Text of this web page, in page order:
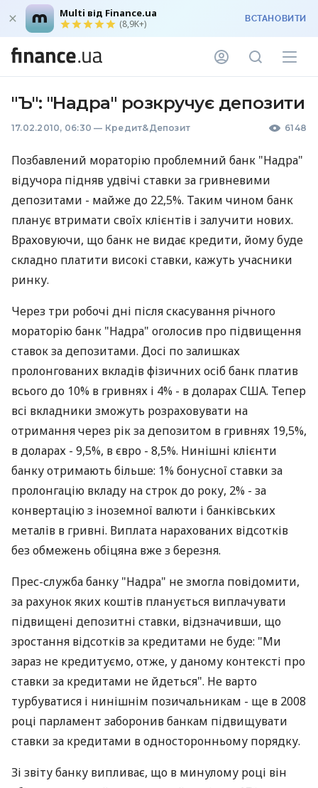
Multi від Finance.ua
(8,9K+) ВСТАНОВИТИ
"Ъ": "Надра" розкручує депозити
17.02.2010, 06:30 — Кредит&Депозит 6148
Позбавлений мораторію проблемний банк "Надра"
відучора підняв удвічі ставки за гривневими
депозитами - майже до 22,5%. Таким чином банк
планує втримати своїх клієнтів і залучити нових.
Враховуючи, що банк не видає кредити, йому буде
складно платити високі ставки, кажуть учасники
ринку.
Через три робочі дні після скасування річного
мораторію банк "Надра" оголосив про підвищення
ставок за депозитами. Досі по залишках
пролонгованих вкладів фізичних осіб банк платив
всього до 10% в гривнях і 4% - в доларах США. Тепер
всі вкладники зможуть розраховувати на
отримання через рік за депозитом в гривнях 19,5%,
в доларах - 9,5%, в євро - 8,5%. Нинішні клієнти
банку отримають більше: 1% бонусної ставки за
пролонгацію вкладу на строк до року, 2% - за
конвертацію з іноземної валюти і банківських
металів в гривні. Виплата нарахованих відсотків
без обмежень обіцяна вже з березня.
Прес-служба банку "Надра" не змогла повідомити,
за рахунок яких коштів планується виплачувати
підвищені депозитні ставки, відзначивши, що
зростання відсотків за кредитами не буде: "Ми
зараз не кредитуємо, отже, у даному контексті про
ставки за кредитами не йдеться". Не варто
турбуватися і нинішнім позичальникам - ще в 2008
році парламент заборонив банкам підвищувати
ставки за кредитами в односторонньому порядку.
Зі звіту банку випливає, що в минулому році він